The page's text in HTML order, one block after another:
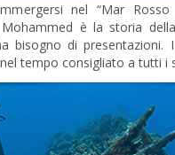
nel “Mar Rosso
è la storia
bisogno di presentazioni.
tempo consigliato a tutti i